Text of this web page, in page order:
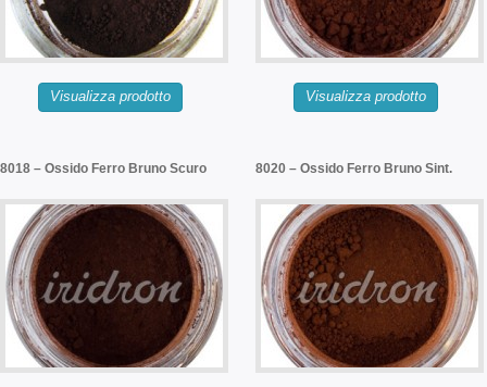
Visualizza prodotto Visualizza prodotto
8018 – Ossido Ferro Bruno Scuro 8020 – Ossido Ferro Bruno Sint.